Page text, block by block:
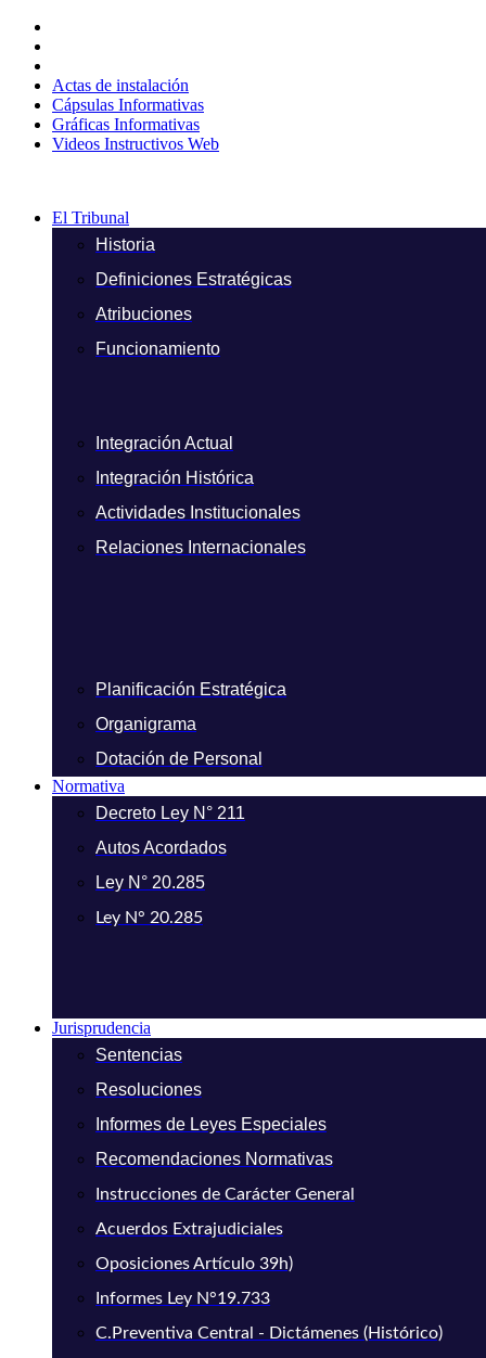
contenido
Actas de instalación
Cápsulas Informativas
Gráficas Informativas
Videos Instructivos Web
El Tribunal
Historia
Definiciones Estratégicas
Atribuciones
Funcionamiento
Integración Actual
Integración Histórica
Actividades Institucionales
Relaciones Internacionales
Planificación Estratégica
Organigrama
Dotación de Personal
Normativa
Decreto Ley N° 211
Autos Acordados
Ley N° 20.285
Ley N° 20.285
Jurisprudencia
Sentencias
Resoluciones
Informes de Leyes Especiales
Recomendaciones Normativas
Instrucciones de Carácter General
Acuerdos Extrajudiciales
Oposiciones Artículo 39h)
Informes Ley N°19.733
C.Preventiva Central - Dictámenes (Histórico)